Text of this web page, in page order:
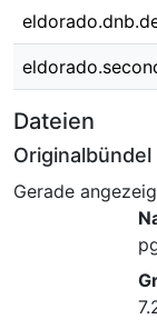
Dateien
Originalbündel
Gerade